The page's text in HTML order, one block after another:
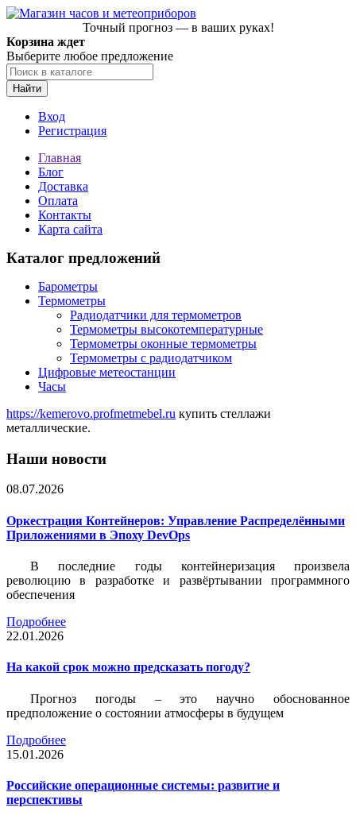
Точный прогноз — в ваших руках!
Корзина ждет
Выберите любое предложение
Найти
Вход
Регистрация
Главная
Блог
Доставка
Оплата
Контакты
Карта сайта
Каталог предложений
Барометры
Термометры
Радиодатчики для термометров
Термометры высокотемпературные
Термометры оконные термометры
Термометры с радиодатчиком
Цифровые метеостанции
Часы
https://kemerovo.profmetmebel.ru купить стеллажи
металлические.
Наши новости
08.07.2026
Оркестрация Контейнеров: Управление Распределёнными
Приложениями в Эпоху DevOps
В последние годы контейнеризация произвела
революцию в разработке и развёртывании программного
обеспечения
Подробнее
22.01.2026
На какой срок можно предсказать погоду?
Прогноз погоды – это научно обоснованное
предположение о состоянии атмосферы в будущем
Подробнее
15.01.2026
Российские операционные системы: развитие и
перспективы